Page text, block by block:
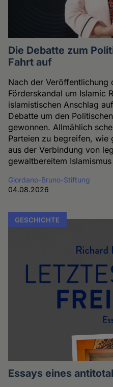
Die Debatte zum
Fahrt auf
Nach der Veröffentlichung
Förderskandal um Islamic
islamistischen Anschlag
Debatte um den
gewonnen. Allmählich
Parteien zu begreifen,
aus der Verbindung von
gewaltbereitem
Giordano-Bruno-Stiftung
04.08.2026
GESCHICHTE
Essays eines